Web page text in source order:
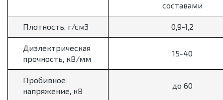
составами
Плотность, г/см3 0,9-1,2
Диэлектрическая
прочность, кВ/мм
15-40
Пробивное
напряжение, кВ
до 60